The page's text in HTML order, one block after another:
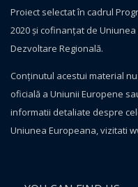
Proiect selectat în cadrul
2020 și cofinanțat de
Dezvoltare Regională.
Conţinutul acestui material
oficială a Uniunii Europene
informatii detaliate despre
Uniunea Europeana, vizitati